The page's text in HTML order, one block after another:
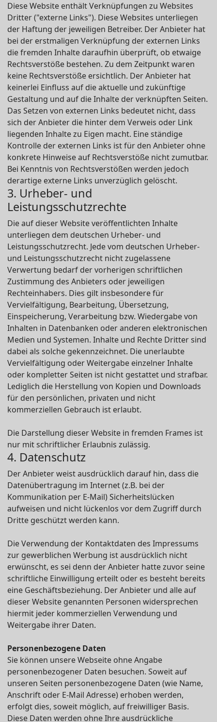
Diese Website enthält Verknüpfungen zu Websites
Dritter ("externe Links"). Diese Websites unterliegen
der Haftung der jeweiligen Betreiber. Der Anbieter hat
bei der erstmaligen Verknüpfung der externen Links
die fremden Inhalte daraufhin überprüft, ob etwaige
Rechtsverstöße bestehen. Zu dem Zeitpunkt waren
keine Rechtsverstöße ersichtlich. Der Anbieter hat
keinerlei Einfluss auf die aktuelle und zukünftige
Gestaltung und auf die Inhalte der verknüpften Seiten.
Das Setzen von externen Links bedeutet nicht, dass
sich der Anbieter die hinter dem Verweis oder Link
liegenden Inhalte zu Eigen macht. Eine ständige
Kontrolle der externen Links ist für den Anbieter ohne
konkrete Hinweise auf Rechtsverstöße nicht zumutbar.
Bei Kenntnis von Rechtsverstößen werden jedoch
derartige externe Links unverzüglich gelöscht.
3. Urheber- und
Leistungsschutzrechte
Die auf dieser Website veröffentlichten Inhalte
unterliegen dem deutschen Urheber- und
Leistungsschutzrecht. Jede vom deutschen Urheber-
und Leistungsschutzrecht nicht zugelassene
Verwertung bedarf der vorherigen schriftlichen
Zustimmung des Anbieters oder jeweiligen
Rechteinhabers. Dies gilt insbesondere für
Vervielfältigung, Bearbeitung, Übersetzung,
Einspeicherung, Verarbeitung bzw. Wiedergabe von
Inhalten in Datenbanken oder anderen elektronischen
Medien und Systemen. Inhalte und Rechte Dritter sind
dabei als solche gekennzeichnet. Die unerlaubte
Vervielfältigung oder Weitergabe einzelner Inhalte
oder kompletter Seiten ist nicht gestattet und strafbar.
Lediglich die Herstellung von Kopien und Downloads
für den persönlichen, privaten und nicht
kommerziellen Gebrauch ist erlaubt.
Die Darstellung dieser Website in fremden Frames ist
nur mit schriftlicher Erlaubnis zulässig.
4. Datenschutz
Der Anbieter weist ausdrücklich darauf hin, dass die
Datenübertragung im Internet (z.B. bei der
Kommunikation per E-Mail) Sicherheitslücken
aufweisen und nicht lückenlos vor dem Zugriff durch
Dritte geschützt werden kann.
Die Verwendung der Kontaktdaten des Impressums
zur gewerblichen Werbung ist ausdrücklich nicht
erwünscht, es sei denn der Anbieter hatte zuvor seine
schriftliche Einwilligung erteilt oder es besteht bereits
eine Geschäftsbeziehung. Der Anbieter und alle auf
dieser Website genannten Personen widersprechen
hiermit jeder kommerziellen Verwendung und
Weitergabe ihrer Daten.
Personenbezogene Daten
Sie können unsere Webseite ohne Angabe
personenbezogener Daten besuchen. Soweit auf
unseren Seiten personenbezogene Daten (wie Name,
Anschrift oder E-Mail Adresse) erhoben werden,
erfolgt dies, soweit möglich, auf freiwilliger Basis.
Diese Daten werden ohne Ihre ausdrückliche